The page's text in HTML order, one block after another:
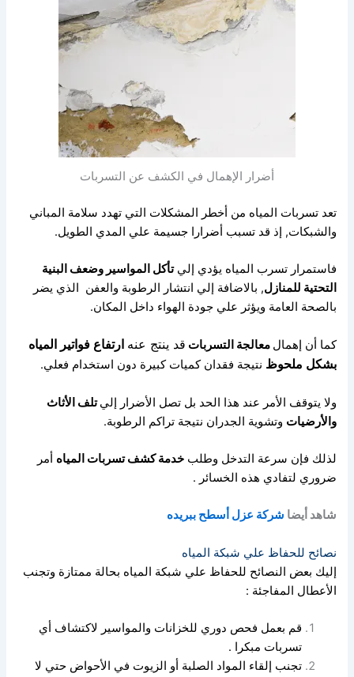
أضرار الإهمال في الكشف عن التسربات
تعد تسربات المياه من أخطر المشكلات التي تهدد سلامة المباني
والشبكات, إذ قد تسبب أضرارا جسيمة علي المدي الطويل.
فاستمرار تسرب المياه يؤدي إليتأكل المواسير وضعف البنية
التحتية للمنازل, بالاضافة إلي انتشار الرطوبة والعفن الذي يضر
بالصحة العامة ويؤثر علي جودة الهواء داخل المكان.
كما أن إهمال معالجة التسربات قد ينتج عنه ارتفاع فواتير المياه
بشكل ملحوظ نتيجة فقدان كميات كبيرة دون استخدام فعلي.
ولا يتوقف الأمر عند هذا الحد بل تصل الأضرار إليتلف الأثاث
والأرضيات وتشوية الجدران نتيجة تراكم الرطوبة.
لذلك فإن سرعة التدخل وطلبخدمة كشف تسربات المياه أمر
ضروري لتفادي هذه الخسائر .
شاهد أيضا شركة عزل أسطح ببريده
نصائح للحفاظ علي شبكة المياه
إليك بعض النصائح للحفاظ علي شبكة المياه بحالة ممتازة وتجنب
الأعطال المفاجئة :
قم بعمل فحص دوري للخزانات والمواسير لاكتشاف أي
تسربات مبكرا .
تجنب إلقاء المواد الصلبة أو الزيوت في الأحواض حتي لا